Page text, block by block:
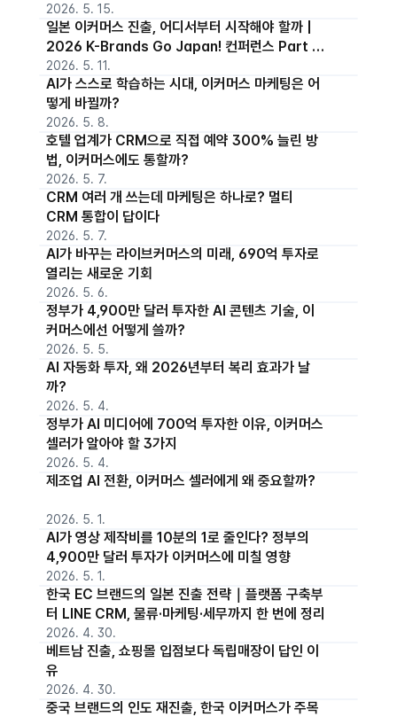
Japan! 컨퍼런스 Part 2 세션보기
2026. 5. 15.
일본 이커머스 진출, 어디서부터 시작해야 할까 |
2026 K-Brands Go Japan! 컨퍼런스 Part 1
세션보기
2026. 5. 11.
AI가 스스로 학습하는 시대, 이커머스 마케팅은 어
떻게 바뀔까?
2026. 5. 8.
호텔 업계가 CRM으로 직접 예약 300% 늘린 방
법, 이커머스에도 통할까?
2026. 5. 7.
CRM 여러 개 쓰는데 마케팅은 하나로? 멀티
CRM 통합이 답이다
2026. 5. 7.
AI가 바꾸는 라이브커머스의 미래, 690억 투자로
열리는 새로운 기회
2026. 5. 6.
정부가 4,900만 달러 투자한 AI 콘텐츠 기술, 이
커머스에선 어떻게 쓸까?
2026. 5. 5.
AI 자동화 투자, 왜 2026년부터 복리 효과가 날
까?
2026. 5. 4.
정부가 AI 미디어에 700억 투자한 이유, 이커머스
셀러가 알아야 할 3가지
2026. 5. 4.
제조업 AI 전환, 이커머스 셀러에게 왜 중요할까?
2026. 5. 1.
AI가 영상 제작비를 10분의 1로 줄인다? 정부의
4,900만 달러 투자가 이커머스에 미칠 영향
2026. 5. 1.
한국 EC 브랜드의 일본 진출 전략｜플랫폼 구축부
터 LINE CRM, 물류·마케팅·세무까지 한 번에 정리
2026. 4. 30.
베트남 진출, 쇼핑몰 입점보다 독립매장이 답인 이
유
2026. 4. 30.
중국 브랜드의 인도 재진출, 한국 이커머스가 주목